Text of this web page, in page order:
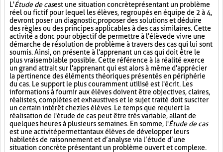
L'Étude de casest une situation concrète présentant un problème
réel ou fictif pour lequel les élèves, regroupés en équipe de 2 à 4,
devront poser un diagnostic, proposer des solutions et déduire
des règles ou des principes applicables à des cas similaires. Cette
activité a donc pour objectif de permettre à l'élève de vivre une
démarche de résolution de problème à travers des cas qui lui sont
soumis. Ainsi, on présente à l'apprenant un cas qui doit être le
plus vraisemblable possible. Cette référence à la réalité exerce
un grand attrait sur l'apprenant qui est alors à même d'apprécier
la pertinence des éléments théoriques présentés en périphérie
du cas. Le support le plus couramment utilisé est l'écrit. Les
informations à fournir aux élèves doivent être objectives, claires,
réalistes, complètes et exhaustives et le sujet traité doit susciter
un certain intérêt chez les élèves. Le temps que requiert la
réalisation de l'étude de cas peut être très variable, allant de
quelques heures à plusieurs semaines. En somme, l'Étude de cas
est une activité permettant aux élèves de développer leurs
habiletés de raisonnement et d’analyse via l’étude d’une
situation concrète présentant un problème ouvert et complexe.